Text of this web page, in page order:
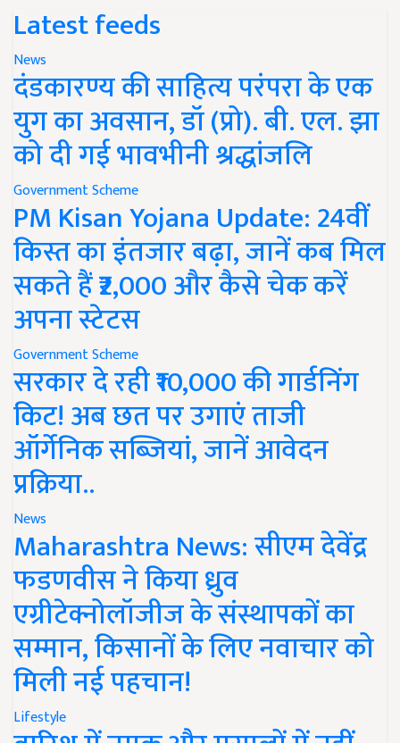
Latest feeds
News
दंडकारण्य की साहित्य परंपरा के एक
युग का अवसान, डॉ (प्रो). बी. एल. झा
को दी गई भावभीनी श्रद्धांजलि
Government Scheme
PM Kisan Yojana Update: 24वीं
किस्त का इंतजार बढ़ा, जानें कब मिल
सकते हैं ₹2,000 और कैसे चेक करें
अपना स्टेटस
Government Scheme
सरकार दे रही ₹10,000 की गार्डनिंग
किट! अब छत पर उगाएं ताजी
ऑर्गेनिक सब्जियां, जानें आवेदन
प्रक्रिया..
News
Maharashtra News: सीएम देवेंद्र
फडणवीस ने किया ध्रुव
एग्रीटेक्नोलॉजीज के संस्थापकों का
सम्मान, किसानों के लिए नवाचार को
मिली नई पहचान!
Lifestyle